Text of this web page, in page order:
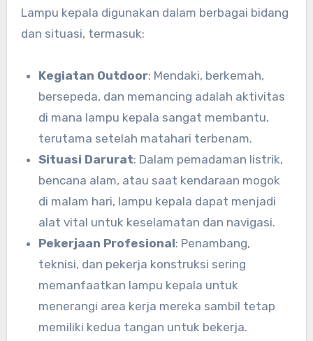
Lampu kepala digunakan dalam berbagai bidang
dan situasi, termasuk:
Kegiatan Outdoor: Mendaki, berkemah,
bersepeda, dan memancing adalah aktivitas
di mana lampu kepala sangat membantu,
terutama setelah matahari terbenam.
Situasi Darurat: Dalam pemadaman listrik,
bencana alam, atau saat kendaraan mogok
di malam hari, lampu kepala dapat menjadi
alat vital untuk keselamatan dan navigasi.
Pekerjaan Profesional: Penambang,
teknisi, dan pekerja konstruksi sering
memanfaatkan lampu kepala untuk
menerangi area kerja mereka sambil tetap
memiliki kedua tangan untuk bekerja.